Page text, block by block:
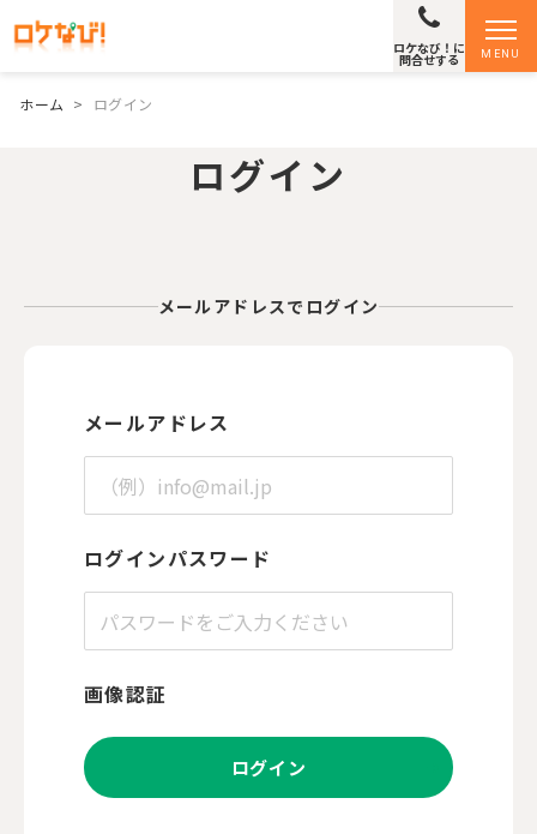
MENU
ロケなび！に
問合せする
ホーム > ログイン
ログイン
メールアドレスでログイン
メールアドレス
ログインパスワード
画像認証
ログイン